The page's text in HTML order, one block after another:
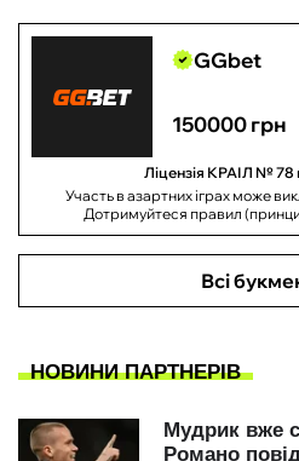
GGbet
150000 грн
Ліцензія КРАІЛ № 78
Участь в азартних іграх може
Дотримуйтеся правил
Всі